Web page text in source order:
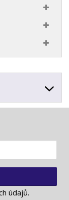
údajů.